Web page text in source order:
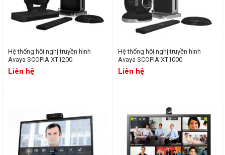
Hệ thống hội nghị truyền hình
Avaya SCOPIA XT1200
Liên hệ
Hệ thống hội nghị truyền hình
Avaya SCOPIA XT1000
Liên hệ